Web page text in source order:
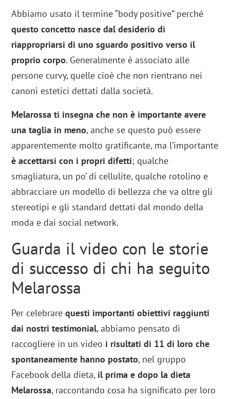
Abbiamo usato il termine “body positive” perché
questo concetto nasce dal desiderio di
riappropriarsi di uno sguardo positivo verso il
proprio corpo. Generalmente è associato alle
persone curvy, quelle cioè che non rientrano nei
canoni estetici dettati dalla società.
Melarossa ti insegna che non è importante avere
una taglia in meno, anche se questo può essere
apparentemente molto gratificante, ma l’importante
è accettarsi con i propri difetti; qualche
smagliatura, un po’ di cellulite, qualche rotolino e
abbracciare un modello di bellezza che va oltre gli
stereotipi e gli standard dettati dal mondo della
moda e dai social network.
Guarda il video con le storie
di successo di chi ha seguito
Melarossa
Per celebrarequesti importanti obiettivi raggiunti
dai nostri testimonial, abbiamo pensato di
raccogliere in un video i risultati di 11 di loro che
spontaneamente hanno postato, nel gruppo
Facebook della dieta, il prima e dopo la dieta
Melarossa, raccontando cosa ha significato per loro